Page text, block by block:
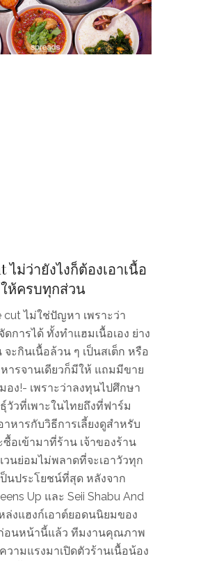
ไม่ว่ายังไงก็ต้องเอาเนื้อ
ห้ครบทุกส่วน
cut ไม่ใช่ปัญหา เพราะว่า
การได้ ทั้งทำแฮมเนื้อเอง ย่าง
ะกินเนื้อล้วน ๆ เป็นสเต็ก หรือ
ารจานเดียวก็มีให้ แถมมีขาย
ง!- เพราะว่าลงทุนไปศึกษา
วัวที่เพาะในไทยถึงที่ฟาร์ม
าหารกับวิธีการเลี้ยงดูสำหรับ
อเข้ามาที่ร้าน เจ้าของร้าน
นย่อมไม่พลาดที่จะเอาวัวทุก
นประโยชน์ที่สุด หลังจาก
Up และ Seii Shabu And
ล่งแฮงก์เอาต์ยอดนนิยมของ
อนหน้านี้แล้ว ทีมงานคุณภาพ
ามแรงมาเปิดตัวร้านเนื้อน้อง